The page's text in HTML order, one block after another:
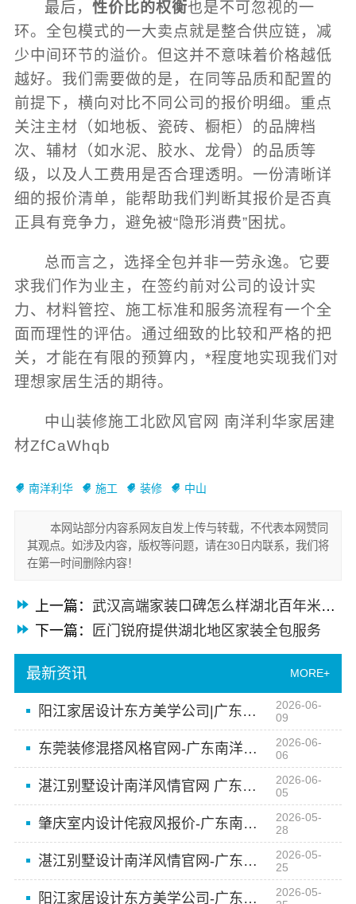
最后，性价比的权衡也是不可忽视的一
环。全包模式的一大卖点就是整合供应链，减
少中间环节的溢价。但这并不意味着价格越低
越好。我们需要做的是，在同等品质和配置的
前提下，横向对比不同公司的报价明细。重点
关注主材（如地板、瓷砖、橱柜）的品牌档
次、辅材（如水泥、胶水、龙骨）的品质等
级，以及人工费用是否合理透明。一份清晰详
细的报价清单，能帮助我们判断其报价是否真
正具有竞争力，避免被“隐形消费”困扰。
总而言之，选择全包并非一劳永逸。它要
求我们作为业主，在签约前对公司的设计实
力、材料管控、施工标准和服务流程有一个全
面而理性的评估。通过细致的比较和严格的把
关，才能在有限的预算内，*程度地实现我们对
理想家居生活的期待。
中山装修施工北欧风官网 南洋利华家居建
材ZfCaWhqb
南洋利华 施工 装修 中山
本网站部分内容系网友自发上传与转载，不代表本网赞同
其观点。如涉及内容，版权等问题，请在30日内联系，我们将
在第一时间删除内容！
上一篇： 武汉高端家装口碑怎么样湖北百年米莱空间美学装饰材料有限公司
下一篇：
匠门锐府提供湖北地区家装全包服务
最新资讯 MORE+
阳江家居设计东方美学公司|广东南洋利华家居建材有限公司
2026-06-
09
东莞装修混搭风格官网-广东南洋利华家居建材有限公司
2026-06-
06
湛江别墅设计南洋风情官网 广东南洋利华家居建材有限公司
2026-06-
05
肇庆室内设计侘寂风报价-广东南洋利华家居建材有限公司
2026-05-
28
湛江别墅设计南洋风情官网-广东南洋利华家居建材有限公司
2026-05-
25
阳江家居设计东方美学公司-广东南洋利华家居建材有限公司
2026-05-